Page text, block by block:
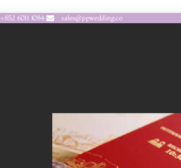
+852 6011 1084 sales@ppwedding.co